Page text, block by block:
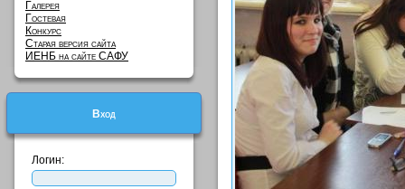
Галерея
Гостевая
Конкурс
Старая версия сайта
ИЕНБ на сайте САФУ
Вход
Логин: